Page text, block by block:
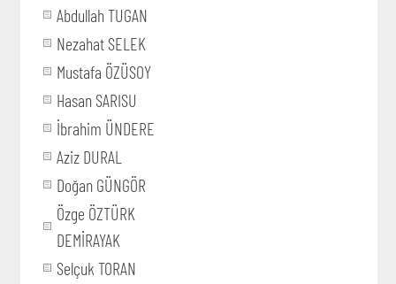
Abdullah TUGAN
Nezahat SELEK
Mustafa ÖZÜSOY
Hasan SARISU
İbrahim ÜNDERE
Aziz DURAL
Doğan GÜNGÖR
Özge ÖZTÜRK
DEMİRAYAK
Selçuk TORAN